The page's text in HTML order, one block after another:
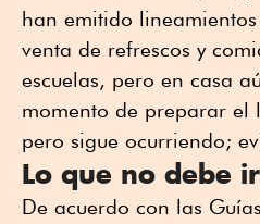
han emitido
venta de refrescos y
escuelas, pero en casa
momento de preparar el
pero sigue ocurriendo;
Lo que no debe
De acuerdo con las